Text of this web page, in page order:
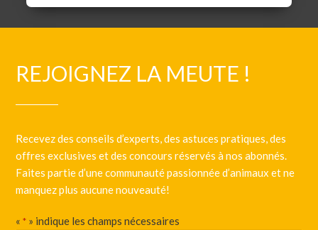
REJOIGNEZ LA MEUTE !
Recevez des conseils d’experts, des astuces pratiques, des
offres exclusives et des concours réservés à nos abonnés.
Faites partie d’une communauté passionnée d’animaux et ne
manquez plus aucune nouveauté!
«* » indique les champs nécessaires